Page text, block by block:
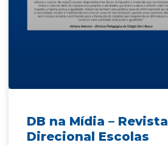
DB na Mídia – Revista
Direcional Escolas